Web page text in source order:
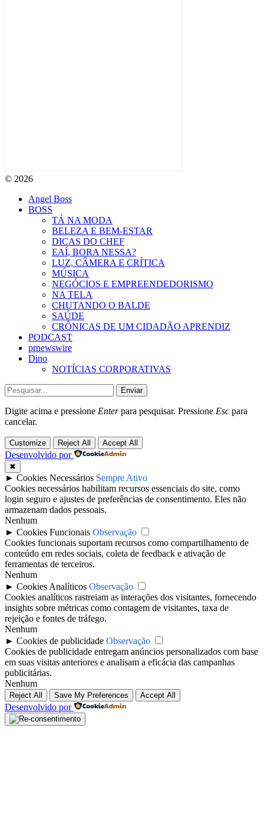
© 2026
Angel Boss
BOSS
TÁ NA MODA
BELEZA E BEM-ESTAR
DICAS DO CHEF
EAÍ, BORA NESSA?
LUZ, CÂMERA E CRÍTICA
MÚSICA
NEGÓCIOS E EMPREENDEDORISMO
NA TELA
CHUTANDO O BALDE
SAÚDE
CRÔNICAS DE UM CIDADÃO APRENDIZ
PODCAST
prnewswire
Dino
NOTÍCIAS CORPORATIVAS
Enviar
Digite acima e pressione Enterpara pesquisar. Pressione Esc para
cancelar.
Customize Reject All Accept All
Desenvolvido por
✖
► Cookies Necessários Sempre Ativo
Cookies necessários habilitam recursos essenciais do site, como
login seguro e ajustes de preferências de consentimento. Eles não
armazenam dados pessoais.
Nenhum
► Cookies Funcionais Observação
Cookies funcionais suportam recursos como compartilhamento de
conteúdo em redes sociais, coleta de feedback e ativação de
ferramentas de terceiros.
Nenhum
► Cookies Analíticos Observação
Cookies analíticos rastreiam as interações dos visitantes, fornecendo
insights sobre métricas como contagem de visitantes, taxa de
rejeição e fontes de tráfego.
Nenhum
► Cookies de publicidade Observação
Cookies de publicidade entregam anúncios personalizados com base
em suas visitas anteriores e analisam a eficácia das campanhas
publicitárias.
Nenhum
Reject All Save My Preferences Accept All
Desenvolvido por